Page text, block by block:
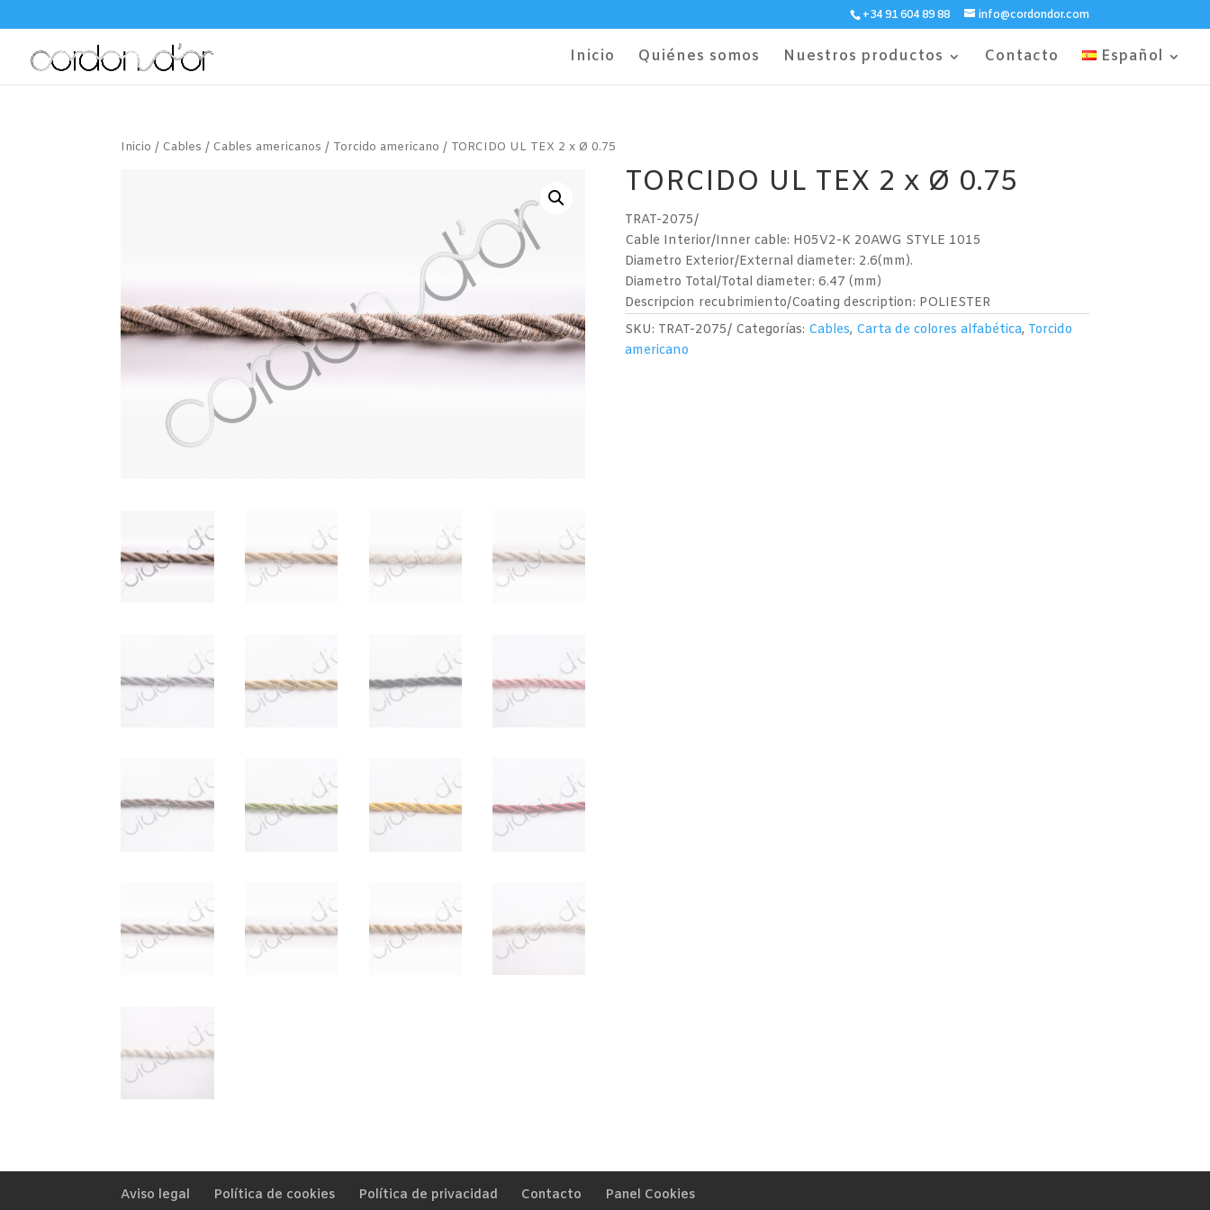
+34 91 604 89 88 info@cordondor.com
Inicio Quiénes somos Nuestros productos Contacto Español
Inicio /Cables /Cables americanos / Torcido americano / TORCIDO UL TEX 2 x Ø 0.75
TORCIDO UL TEX 2 x Ø 0.75
TRAT-2075/
Cable Interior/Inner cable: H05V2-K 20AWG STYLE 1015
Diametro Exterior/External diameter: 2.6(mm).
Diametro Total/Total diameter: 6.47 (mm)
Descripcion recubrimiento/Coating description: POLIESTER
SKU: TRAT-2075/ Categorías: Cables, Carta de colores alfabética, Torcido
americano
Aviso legal Política de cookies Política de privacidad Contacto Panel Cookies